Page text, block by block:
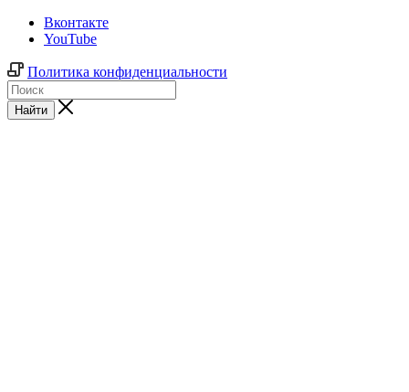
Вконтакте
YouTube
Политика конфиденциальности
Найти